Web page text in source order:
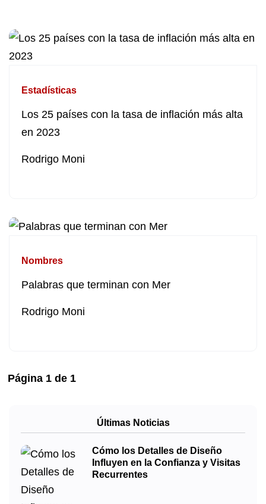
Estadísticas
Los 25 países con la tasa de inflación más alta
en 2023
Rodrigo Moni
Nombres
Palabras que terminan con Mer
Rodrigo Moni
Página 1 de 1
Últimas Noticias
Cómo los Detalles de Diseño
Influyen en la Confianza y Visitas
Recurrentes